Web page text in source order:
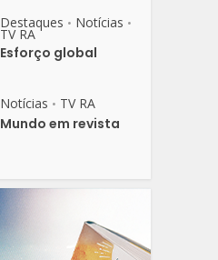
Destaques • Notícias •
TV RA
Esforço global
Notícias • TV RA
Mundo em revista